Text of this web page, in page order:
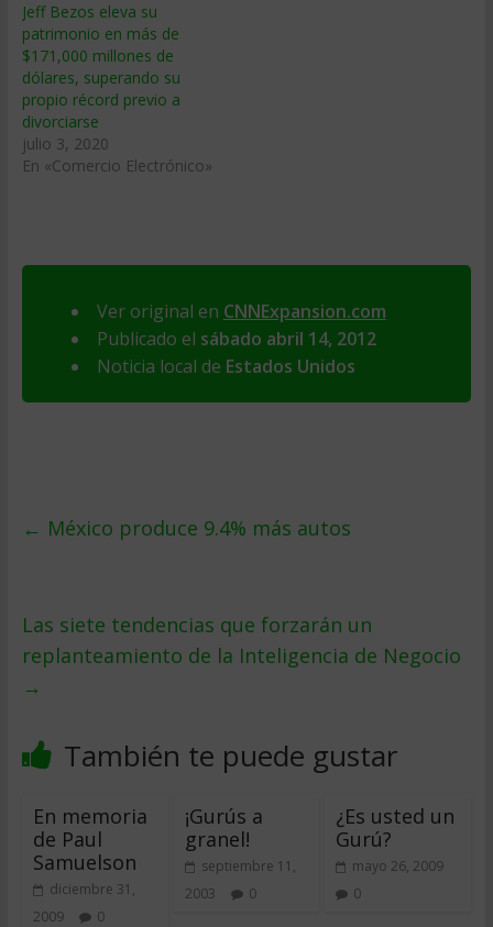
Jeff Bezos eleva su
patrimonio en más de
$171,000 millones de
dólares, superando su
propio récord previo a
divorciarse
julio 3, 2020
En «Comercio Electrónico»
Ver original en CNNExpansion.com
Publicado el sábado abril 14, 2012
Noticia local de Estados Unidos
← México produce 9.4% más autos
Las siete tendencias que forzarán un
replanteamiento de la Inteligencia de Negocio
→
También te puede gustar
En memoria
de Paul
Samuelson
diciembre 31,
2009
0
¡Gurús a
granel!
septiembre 11,
2003
0
¿Es usted un
Gurú?
mayo 26, 2009
0